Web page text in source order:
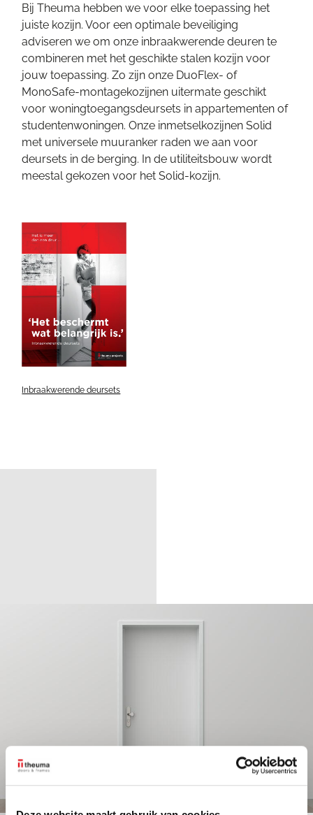
Bij Theuma hebben we voor elke toepassing het
juiste kozijn. Voor een optimale beveiliging
adviseren we om onze inbraakwerende deuren te
combineren met het geschikte stalen kozijn voor
jouw toepassing. Zo zijn onze DuoFlex- of
MonoSafe-montagekozijnen uitermate geschikt
voor woningtoegangsdeursets in appartementen of
studentenwoningen. Onze inmetselkozijnen Solid
met universele muuranker raden we aan voor
deursets in de berging. In de utiliteitsbouw wordt
meestal gekozen voor het Solid-kozijn.
Inbraakwerende deursets